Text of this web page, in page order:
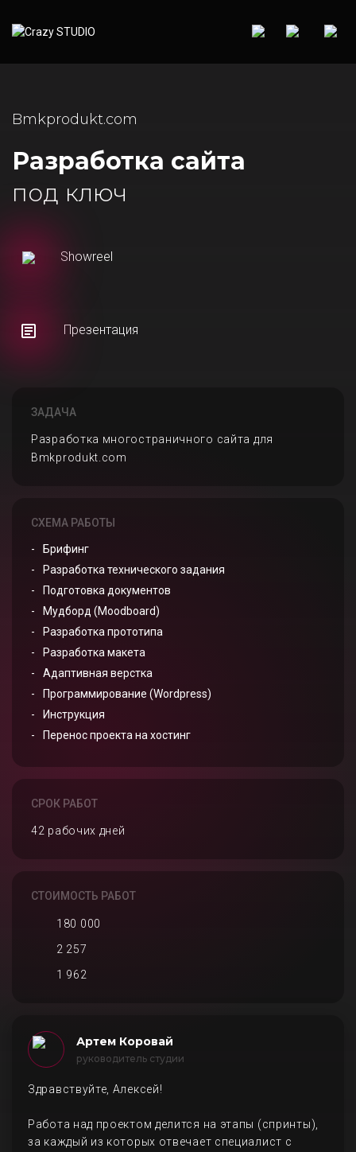
Bmkprodukt.com
Разработка сайта
под ключ
Showreel
Презентация
ЗАДАЧА
Разработка многостраничного сайта для
Bmkprodukt.com
СХЕМА РАБОТЫ
Брифинг
Разработка технического задания
Подготовка документов
Мудборд (Moodboard)
Разработка прототипа
Разработка макета
Адаптивная верстка
Программирование (Wordpress)
Инструкция
Перенос проекта на хостинг
СРОК РАБОТ
42 рабочих дней
СТОИМОСТЬ РАБОТ
180 000
2 257
1 962
Артем Коровай
руководитель студии
Здравствуйте, Алексей!
Работа над проектом делится на этапы (спринты),
за каждый из которых отвечает специалист с